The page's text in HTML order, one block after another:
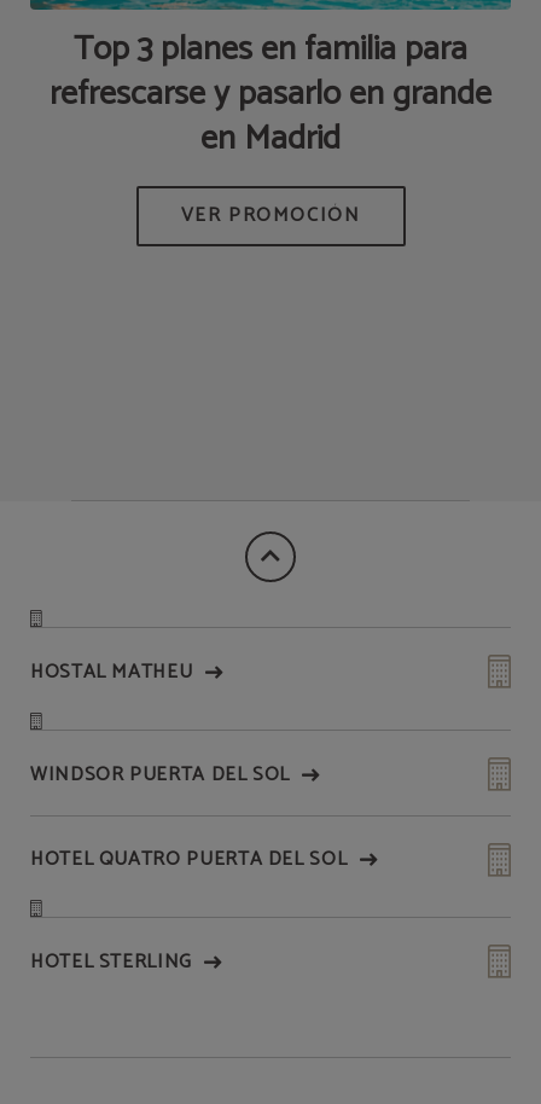
Top 3 planes en familia para
refrescarse y pasarlo en grande
en Madrid
HOSTAL MATHEU
WINDSOR PUERTA DEL SOL
HOTEL QUATRO PUERTA DEL SOL
HOTEL STERLING